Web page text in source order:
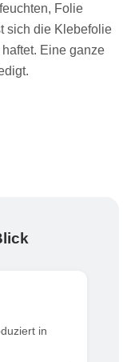
Folie
sich die Klebefolie
Eine ganze
in